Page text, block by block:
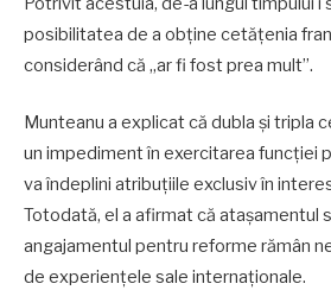
posibilitatea de a obține cetățenia
considerând că „ar fi fost prea mult”.
Munteanu a explicat că dubla și tripla
un impediment în exercitarea funcției
va îndeplini atribuțiile exclusiv în
Totodată, el a afirmat că atașamentul
angajamentul pentru reforme rămân
de experiențele sale internaționale.